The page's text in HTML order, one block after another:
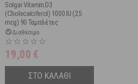
Solgar Vitamin D3
(Cholecalciferol) 1000 IU (25
mcg) 90 Ταμπλέτες
Διαθέσιμο
19,00 €
ΣΤΟ ΚΑΛΑΘΙ